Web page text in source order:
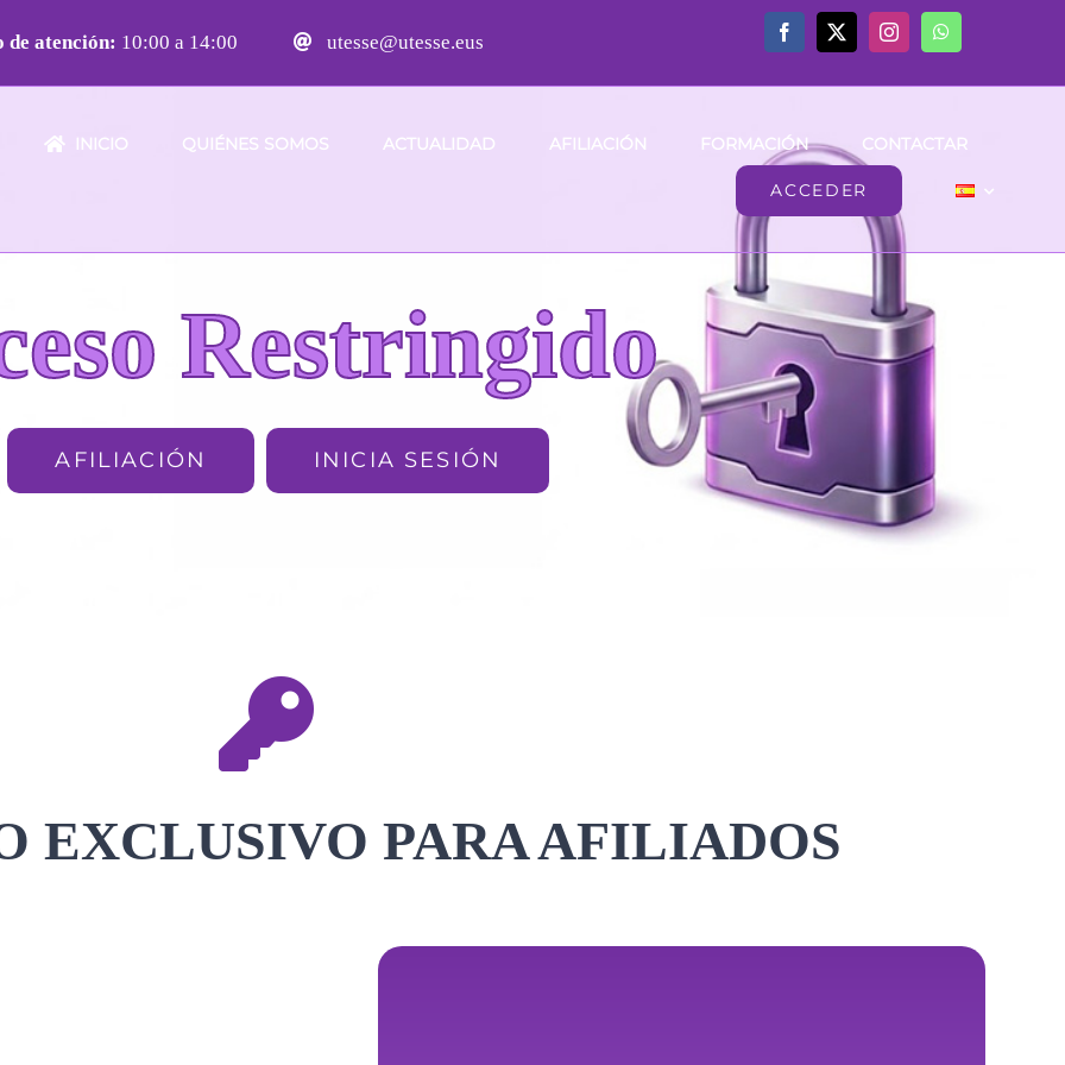
atención: 10:00 a 14:00 utesse@utesse.eus
INICIO QUIÉNES SOMOS ACTUALIDAD AFILIACIÓN FORMACIÓN CONTACTAR
ACCEDER
Restringido
AFILIACIÓN INICIA SESIÓN
EXCLUSIVO PARA AFILIADOS